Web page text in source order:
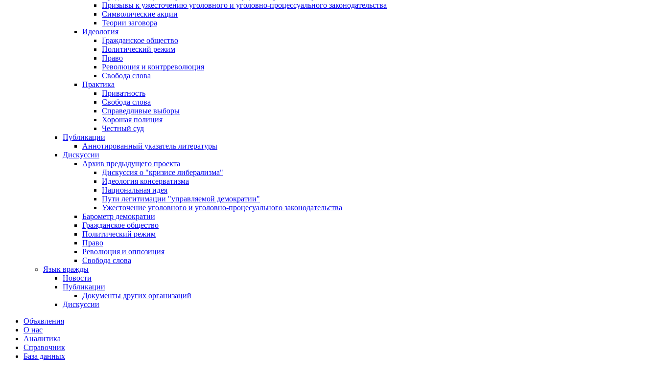
Призывы к ужесточению уголовного и уголовно-процессуального законодательства
Символические акции
Теории заговора
Идеология
Гражданское общество
Политический режим
Право
Революция и контрреволюция
Свобода слова
Практика
Приватность
Свобода слова
Справедливые выборы
Хорошая полиция
Честный суд
Публикации
Аннотированный указатель литературы
Дискуссии
Архив предыдущего проекта
Дискуссия о "кризисе либерализма"
Идеология консерватизма
Национальная идея
Пути легитимации "управляемой демократии"
Ужесточение уголовного и уголовно-процесуального законодательства
Барометр демократии
Гражданское общество
Политический режим
Право
Революция и оппозиция
Свобода слова
Язык вражды
Новости
Публикации
Документы других организаций
Дискуссии
Объявления
О нас
Аналитика
Справочник
База данных